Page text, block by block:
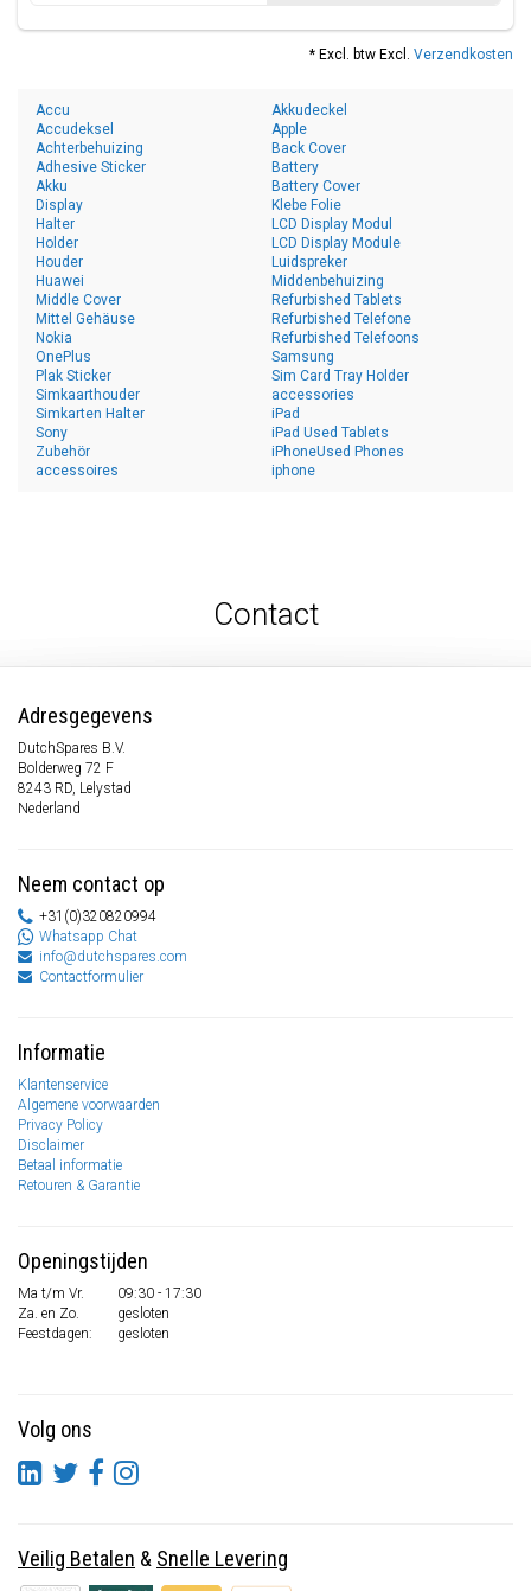
* Excl. btw Excl. Verzendkosten
Accu
Accudeksel
Achterbehuizing
Adhesive Sticker
Akku
Akkudeckel
Apple
Back Cover
Battery
Battery Cover
Display
Halter
Holder
Houder
Huawei
Klebe Folie
LCD Display Modul
LCD Display Module
Luidspreker
Middenbehuizing
Middle Cover
Mittel Gehäuse
Nokia
OnePlus
Plak Sticker
Refurbished Tablets
Refurbished Telefone
Refurbished Telefoons
Samsung
Sim Card Tray Holder
Simkaarthouder
Simkarten Halter
Sony
Zubehör
accessoires
accessories
iPad
iPad Used Tablets
iPhoneUsed Phones
iphone
Contact
Adresgegevens
DutchSpares B.V.
Bolderweg 72 F
8243 RD, Lelystad
Nederland
Neem contact op
+31(0)320820994
Whatsapp Chat
info@dutchspares.com
Contactformulier
Informatie
Klantenservice
Algemene voorwaarden
Privacy Policy
Disclaimer
Betaal informatie
Retouren & Garantie
Openingstijden
Ma t/m Vr.
09:30 - 17:30
Za. en Zo.
gesloten
Feestdagen:
gesloten
Volg ons
Veilig Betalen & Snelle Levering